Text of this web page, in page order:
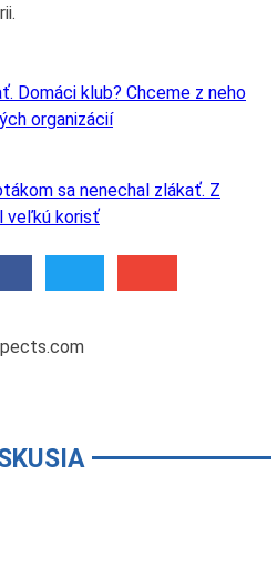
Domáci klub? Chceme z neho
organizácií
sa nenechal zlákať. Z
veľkú korisť